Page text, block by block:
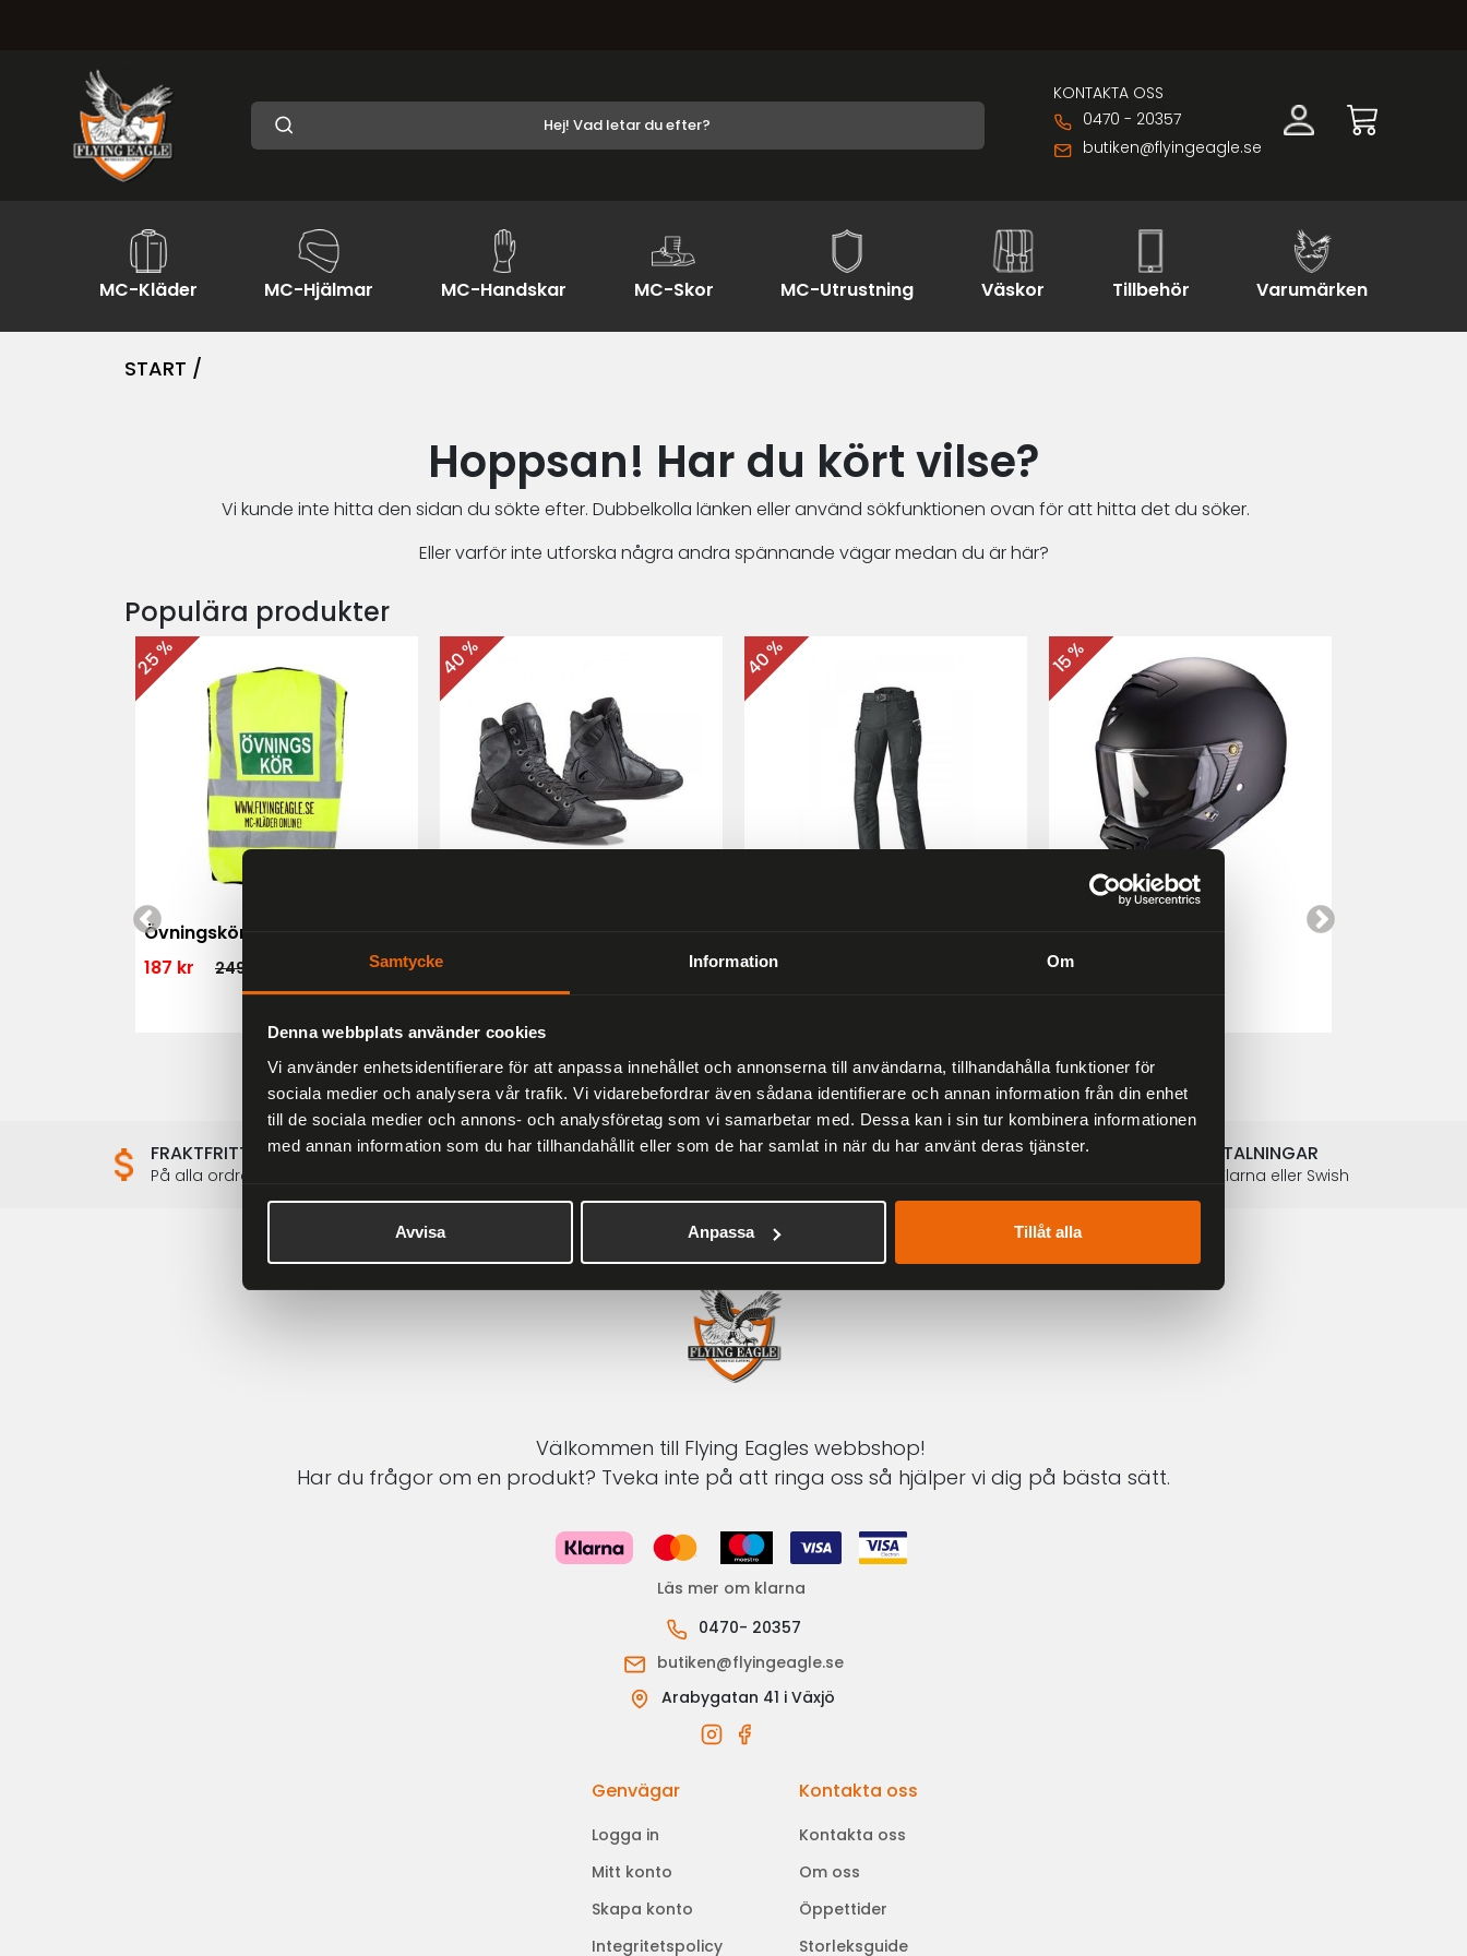
Samtycke Information Om
Denna webbplats använder cookies
Vi använder enhetsidentifierare för att anpassa innehållet och annonserna till användarna, tillhandahålla funktioner för
sociala medier och analysera vår trafik. Vi vidarebefordrar även sådana identifierare och annan information från din enhet
till de sociala medier och annons- och analysföretag som vi samarbetar med. Dessa kan i sin tur kombinera informationen
med annan information som du har tillhandahållit eller som de har samlat in när du har använt deras tjänster.
Avvisa Anpassa Tillåt alla
KONTAKTA OSS
0470 - 20357
butiken@flyingeagle.se
MC-Kläder MC-Hjälmar MC-Handskar MC-Skor MC-Utrustning Väskor Tillbehör Varumärken
START /
Hoppsan! Har du kört vilse?
Vi kunde inte hitta den sidan du sökte efter. Dubbelkolla länken eller använd sökfunktionen ovan för att hitta det du söker.
Eller varför inte utforska några andra spännande vägar medan du är här?
Populära produkter
25 %
Övningskörningsväst MC
187 kr
249 kr
40 % 40 %
Touring/Enduro MC-byxa
15 %
Mattsvart
FRAKTFRITT
På alla ordrar över 2000 kr
1-3 DAGAR LEVERANS SÄKRA BETALNINGAR
Betalkort, Klarna eller Swish
Välkommen till Flying Eagles webbshop!
Har du frågor om en produkt? Tveka inte på att ringa oss så hjälper vi dig på bästa sätt.
Läs mer om klarna
0470- 20357
butiken@flyingeagle.se
Arabygatan 41 i Växjö
Genvägar
Logga in
Mitt konto
Skapa konto
Integritetspolicy
Kontakta oss
Kontakta oss
Om oss
Öppettider
Storleksguide